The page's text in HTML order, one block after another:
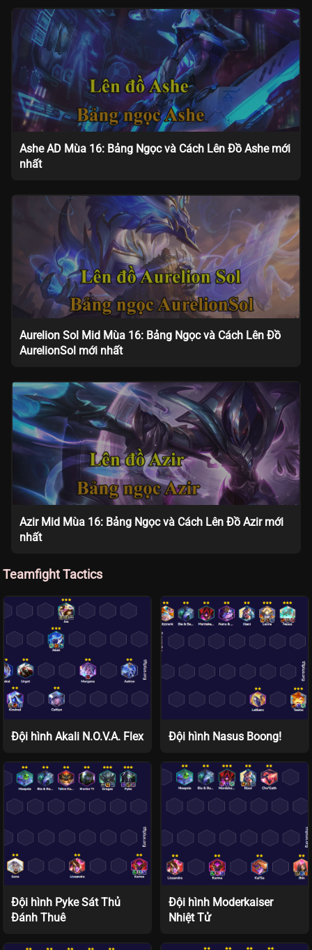
Ashe AD Mùa 16: Bảng Ngọc và Cách Lên Đồ Ashe mới
nhất
Aurelion Sol Mid Mùa 16: Bảng Ngọc và Cách Lên Đồ
AurelionSol mới nhất
Azir Mid Mùa 16: Bảng Ngọc và Cách Lên Đồ Azir mới
nhất
Teamfight Tactics
Đội hình Akali N.O.V.A. Flex Đội hình Nasus Boong!
Đội hình Pyke Sát Thủ
Đánh Thuê
Đội hình Moderkaiser
Nhiệt Tử